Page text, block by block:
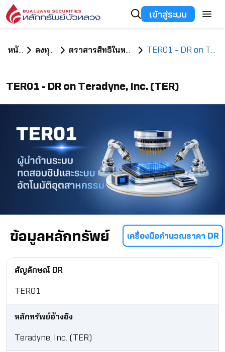
เข้าสู่ระบบ
หน้าแรก ลงทุนอะไรดี ตราสารสิทธิในหลักทรัพย์ต่างประเทศ TER01 - DR on Teradyne, Inc. (TER)
TER01 - DR on Teradyne, Inc. (TER)
ข้อมูลหลักทรัพย์ เครื่องมือคำนวณราคา DR
สัญลักษณ์ DR
TER01
หลักทรัพย์อ้างอิง
Teradyne, Inc. (TER)